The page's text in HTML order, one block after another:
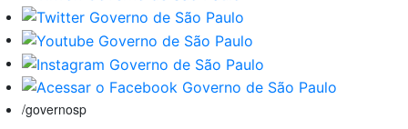
/governosp